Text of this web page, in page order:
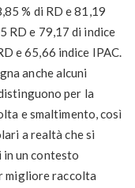
% di RD e 81,19
RD e 79,17 di indice
e 65,66 indice IPAC.
anche alcuni
per la
e smaltimento, così
a realtà che si
in un contesto
migliore raccolta